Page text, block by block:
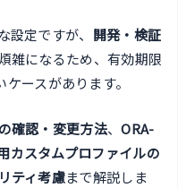
定ですが、 開発・検証
雑になるため、有効期限
ースがあります。
確認・変更方法、ORA-
カスタムプロファイルの
ティ考慮まで解説しま